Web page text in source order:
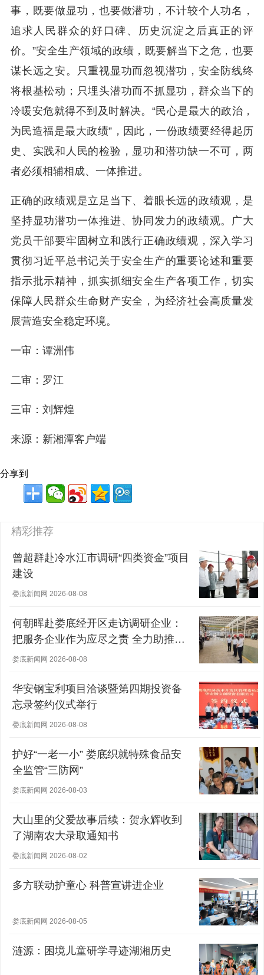
事，既要做显功，也要做潜功，不计较个人功名，
追求人民群众的好口碑、历史沉淀之后真正的评
价。”安全生产领域的政绩，既要解当下之危，也要
谋长远之安。只重视显功而忽视潜功，安全防线终
将根基松动；只埋头潜功而不抓显功，群众当下的
冷暖安危就得不到及时解决。“民心是最大的政治，
为民造福是最大政绩”，因此，一份政绩要经得起历
史、实践和人民的检验，显功和潜功缺一不可，两
者必须相辅相成、一体推进。
正确的政绩观是立足当下、着眼长远的政绩观，是
坚持显功潜功一体推进、协同发力的政绩观。广大
党员干部要牢固树立和践行正确政绩观，深入学习
贯彻习近平总书记关于安全生产的重要论述和重要
指示批示精神，抓实抓细安全生产各项工作，切实
保障人民群众生命财产安全，为经济社会高质量发
展营造安全稳定环境。
一审：谭洲伟
二审：罗江
三审：刘辉煌
来源：新湘潭客户端
分享到
精彩推荐
曾超群赴冷水江市调研“四类资金”项目
建设
娄底新闻网 2026-08-08
何朝晖赴娄底经开区走访调研企业：
把服务企业作为应尽之责 全力助推经
营主体稳健发展
娄底新闻网 2026-08-08
华安钢宝利项目洽谈暨第四期投资备
忘录签约仪式举行
娄底新闻网 2026-08-08
护好“一老一小” 娄底织就特殊食品安
全监管“三防网”
娄底新闻网 2026-08-03
大山里的父爱故事后续：贺永辉收到
了湖南农大录取通知书
娄底新闻网 2026-08-02
多方联动护童心 科普宣讲进企业
娄底新闻网 2026-08-05
涟源：困境儿童研学寻迹湖湘历史